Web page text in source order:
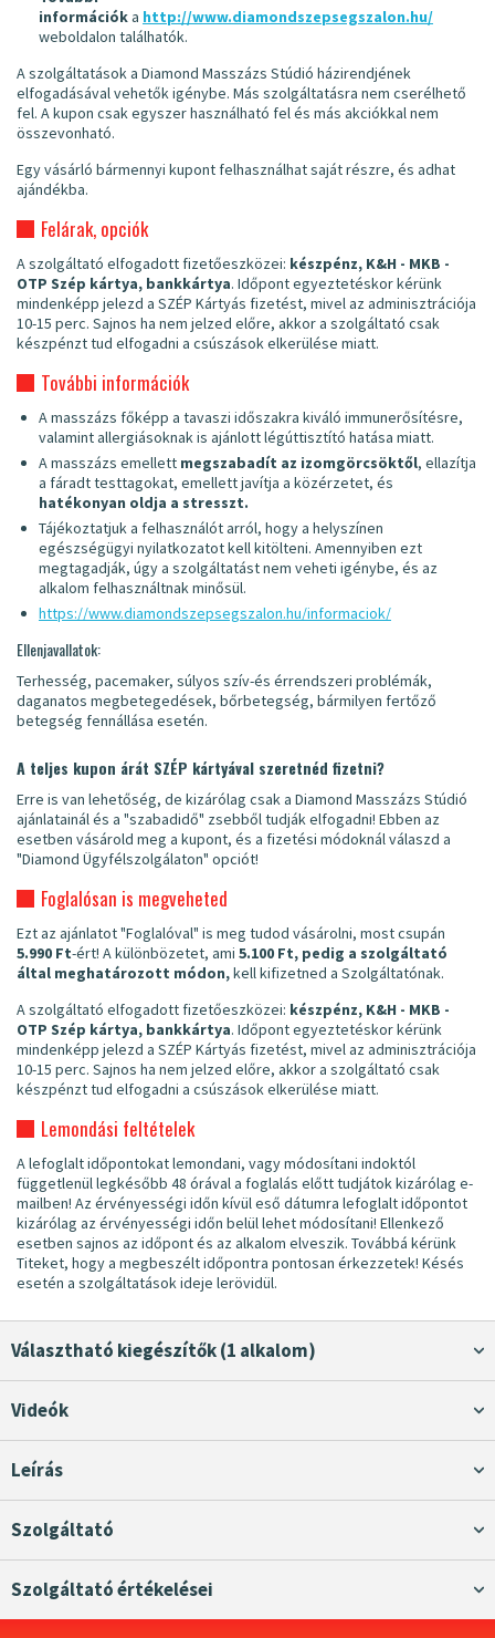
információka http://www.diamondszepsegszalon.hu/
weboldalon találhatók.
A szolgáltatások a Diamond Masszázs Stúdió házirendjének
elfogadásával vehetők igénybe. Más szolgáltatásra nem cserélhető
fel. A kupon csak egyszer használható fel és más akciókkal nem
összevonható.
Egy vásárló bármennyi kupont felhasználhat saját részre, és adhat
ajándékba.
Felárak, opciók
A szolgáltató elfogadott fizetőeszközei: készpénz, K&H - MKB -
OTP Szép kártya, bankkártya. Időpont egyeztetéskor kérünk
mindenképp jelezd a SZÉP Kártyás fizetést, mivel az adminisztrációja
10-15 perc. Sajnos ha nem jelzed előre, akkor a szolgáltató csak
készpénzt tud elfogadni a csúszások elkerülése miatt.
További információk
A masszázs főképp a tavaszi időszakra kiváló immunerősítésre,
valamint allergiásoknak is ajánlott légúttisztító hatása miatt.
A masszázs emellett megszabadít az izomgörcsöktől, ellazítja
a fáradt testtagokat, emellett javítja a közérzetet, és
hatékonyan oldja a stresszt.
Tájékoztatjuk a felhasználót arról, hogy a helyszínen
egészségügyi nyilatkozatot kell kitölteni. Amennyiben ezt
megtagadják, úgy a szolgáltatást nem veheti igénybe, és az
alkalom felhasználtnak minősül.
https://www.diamondszepsegszalon.hu/informaciok/
Ellenjavallatok:
Terhesség, pacemaker, súlyos szív-és érrendszeri problémák,
daganatos megbetegedések, bőrbetegség, bármilyen fertőző
betegség fennállása esetén.
A teljes kupon árát SZÉP kártyával szeretnéd fizetni?
Erre is van lehetőség, de kizárólag csak a Diamond Masszázs Stúdió
ajánlatainál és a "szabadidő" zsebből tudják elfogadni! Ebben az
esetben vásárold meg a kupont, és a fizetési módoknál válaszd a
"Diamond Ügyfélszolgálaton" opciót!
Foglalósan is megveheted
Ezt az ajánlatot "Foglalóval" is meg tudod vásárolni, most csupán
5.990 Ft-ért! A különbözetet, ami 5.100 Ft, pedig a szolgáltató
által meghatározott módon,kell kifizetned a Szolgáltatónak.
A szolgáltató elfogadott fizetőeszközei: készpénz, K&H - MKB -
OTP Szép kártya, bankkártya. Időpont egyeztetéskor kérünk
mindenképp jelezd a SZÉP Kártyás fizetést, mivel az adminisztrációja
10-15 perc. Sajnos ha nem jelzed előre, akkor a szolgáltató csak
készpénzt tud elfogadni a csúszások elkerülése miatt.
Lemondási feltételek
A lefoglalt időpontokat lemondani, vagy módosítani indoktól
függetlenül legkésőbb 48 órával a foglalás előtt tudjátok kizárólag e-
mailben! Az érvényességi időn kívül eső dátumra lefoglalt időpontot
kizárólag az érvényességi időn belül lehet módosítani! Ellenkező
esetben sajnos az időpont és az alkalom elveszik. Továbbá kérünk
Titeket, hogy a megbeszélt időpontra pontosan érkezzetek! Késés
esetén a szolgáltatások ideje lerövidül.
Választható kiegészítők (1 alkalom)
Videók
Leírás
Szolgáltató
Szolgáltató értékelései